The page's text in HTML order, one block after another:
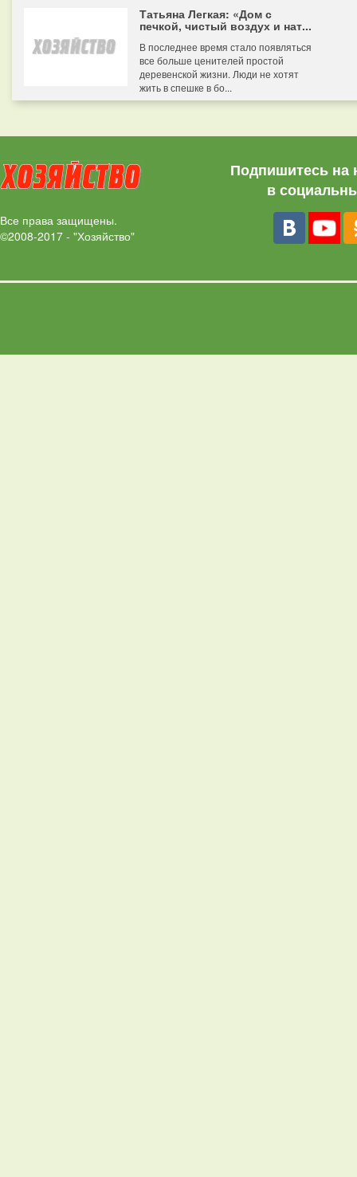
Татьяна Легкая: «Дом с
печкой, чистый воздух и нат...
В последнее время стало появляться
все больше ценителей простой
деревенской жизни. Люди не хотят
жить в спешке в бо...
Все права защищены.
©2008-2017 - "Хозяйство"
Подпишитесь на
в